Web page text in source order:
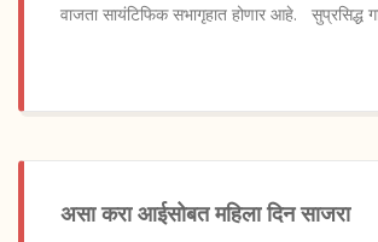
वाजता सायंटिफिक सभागृहात होणार आहे. सुप्रसिद्ध
असा करा आईसोबत महिला दिन साजरा